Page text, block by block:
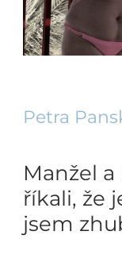
Petra
Manžel
říkali, že
jsem